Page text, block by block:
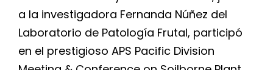
a la investigadora Fernanda Núñez del
Laboratorio de Patología Frutal, participó
en el prestigioso APS Pacific Division